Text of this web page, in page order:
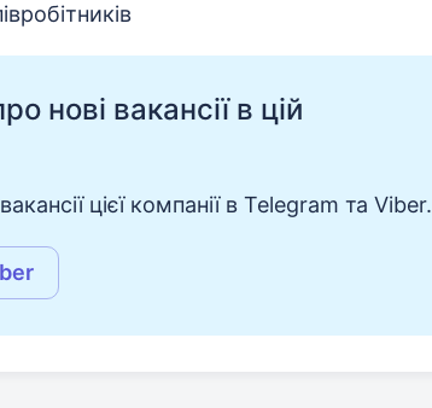
нові вакансії в цій
цієї компанії в Telegram та Viber.